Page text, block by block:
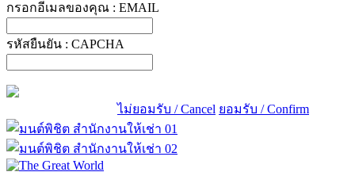
กรอกอีเมลของคุณ : EMAIL
รหัสยืนยัน : CAPCHA
ไม่ยอมรับ / Cancel ยอมรับ / Confirm